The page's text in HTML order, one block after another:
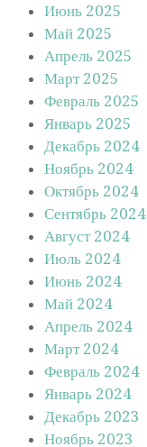
Июнь 2025
Май 2025
Апрель 2025
Март 2025
Февраль 2025
Январь 2025
Декабрь 2024
Ноябрь 2024
Октябрь 2024
Сентябрь 2024
Август 2024
Июль 2024
Июнь 2024
Май 2024
Апрель 2024
Март 2024
Февраль 2024
Январь 2024
Декабрь 2023
Ноябрь 2023